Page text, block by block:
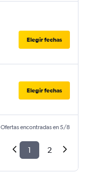
Elegir fechas
Elegir fechas
Ofertas encontradas en 5/8
1 2